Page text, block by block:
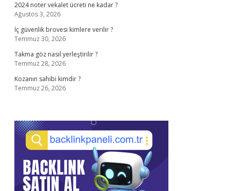
2024 noter vekalet ücreti ne kadar ?
Ağustos 3, 2026
İç güvenlik brovesi kimlere verilir ?
Temmuz 30, 2026
Takma göz nasıl yerleştirilir ?
Temmuz 28, 2026
Kozanın sahibi kimdir ?
Temmuz 26, 2026